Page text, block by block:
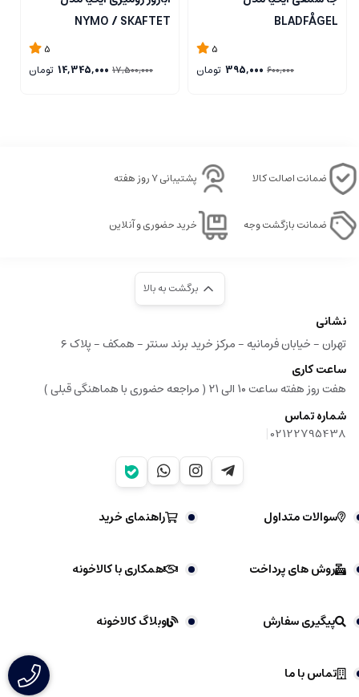
BLADFÅGEL
5
600,000
395,000 تومان
NYMO / SKAFTET
5
17,500,000
14,345,000 تومان
ضمانت اصالت کالا پشتیبانی ۷ روز هفته
ضمانت بازگشت وجه خرید حضوری و آنلاین
برگشت به بالا
نشانی
تهران - خیابان فرمانیه - مرکز خرید برند سنتر - همکف - پلاک ۶
ساعت کاری
هفت روز هفته ساعت ۱۰ الی ۲۱ ( مراجعه حضوری با هماهنگی قبلی )
شماره تماس
02122795438
|
سوالات متداول راهنمای خرید
روش های پرداخت همکاری با کالاخونه
پیگیری سفارش وبلاگ کالاخونه
تماس با ما